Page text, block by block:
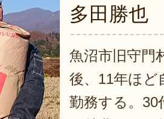
多田勝也
魚沼市旧守門
後、11年ほど
勤務する。30